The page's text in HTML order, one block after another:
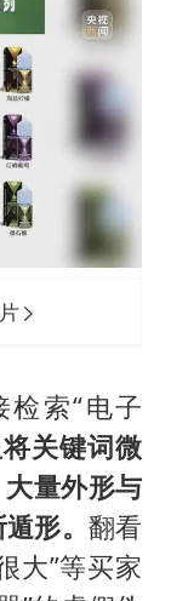
索“电子
关键词微
量外形与
形。 翻看
大”等买家